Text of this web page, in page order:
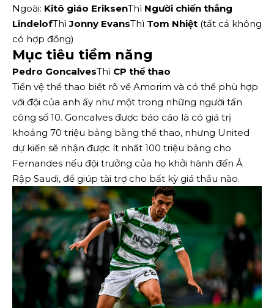
Ngoài: Kitô giáo EriksenThì Người chiến thắng
LindelofThìJonny EvansThì Tom Nhiệt (tất cả không
có hợp đồng)
Mục tiêu tiềm năng
Pedro GoncalvesThì CP thể thao
Tiền vệ thể thao biết rõ về Amorim và có thể phù hợp
với đội của anh ấy như một trong những người tấn
công số 10. Goncalves được báo cáo là có giá trị
khoảng 70 triệu bảng bằng thể thao, nhưng United
dự kiến ​​sẽ nhận được ít nhất 100 triệu bảng cho
Fernandes nếu đội trưởng của họ khởi hành đến Ả
Rập Saudi, để giúp tài trợ cho bất kỳ giá thầu nào.